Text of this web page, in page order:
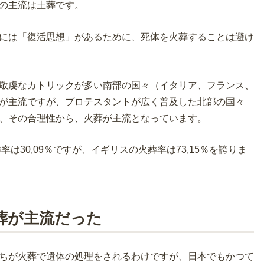
主流は土葬です。
は「復活思想」があるために、死体を火葬することは避け
虔なカトリックが多い南部の国々（イタリア、フランス、
主流ですが、プロテスタントが広く普及した北部の国々
その合理性から、火葬が主流となっています。
は30,09％ですが、イギリスの火葬率は73,15％を誇りま
が主流だった
が火葬で遺体の処理をされるわけですが、日本でもかつて